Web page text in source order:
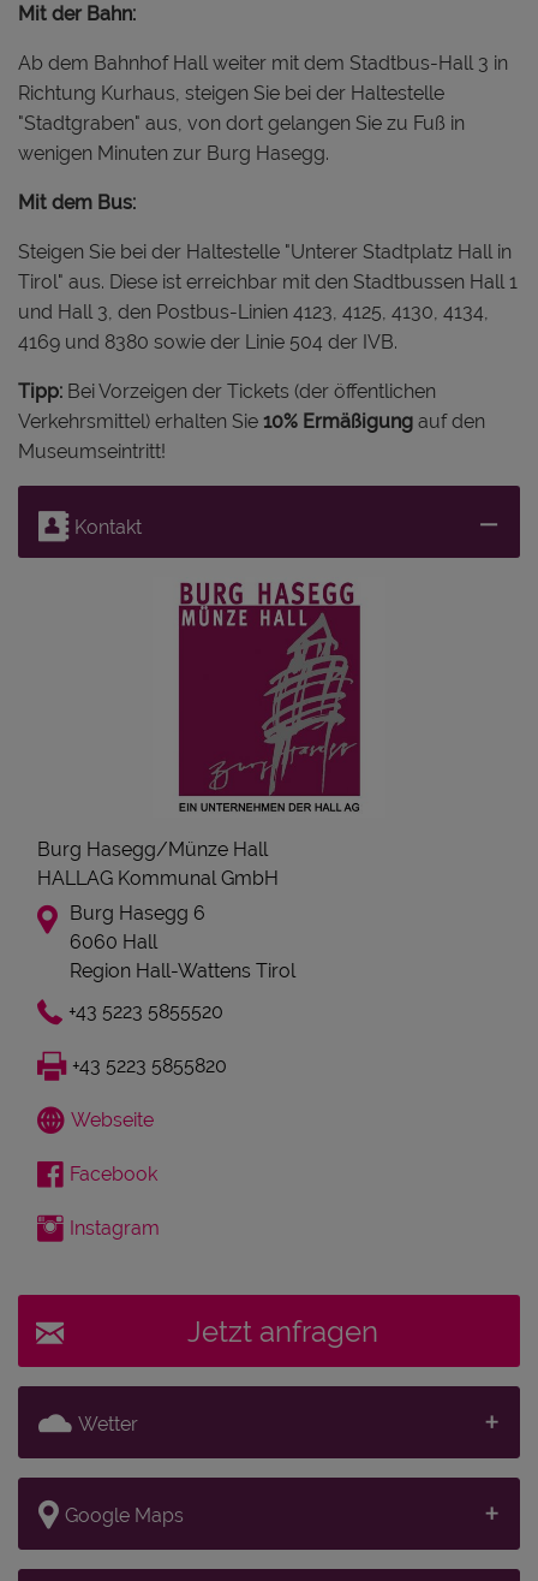
Mit der Bahn:
Ab dem Bahnhof Hall weiter mit dem Stadtbus-Hall 3 in
Richtung Kurhaus, steigen Sie bei der Haltestelle
"Stadtgraben" aus, von dort gelangen Sie zu Fuß in
wenigen Minuten zur Burg Hasegg.
Mit dem Bus:
Steigen Sie bei der Haltestelle "Unterer Stadtplatz Hall in
Tirol" aus. Diese ist erreichbar mit den Stadtbussen Hall 1
und Hall 3, den Postbus-Linien 4123, 4125, 4130, 4134,
4169 und 8380 sowie der Linie 504 der IVB.
Tipp: Bei Vorzeigen der Tickets (der öffentlichen
Verkehrsmittel) erhalten Sie 10% Ermäßigung auf den
Museumseintritt!
Kontakt
Burg Hasegg/Münze Hall
HALLAG Kommunal GmbH
Burg Hasegg 6
6060 Hall
Region Hall-Wattens Tirol
+43 5223 5855520
+43 5223 5855820
Webseite
Facebook
Instagram
Jetzt anfragen
Wetter
Google Maps